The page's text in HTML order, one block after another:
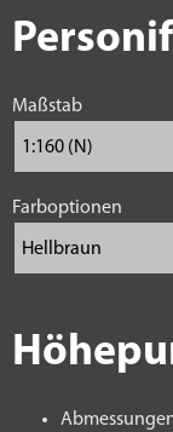
Maßstab
Farboptionen